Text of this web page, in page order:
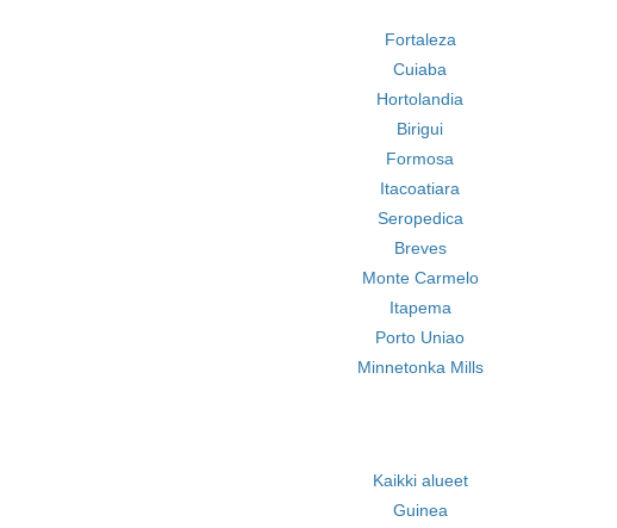
Fortaleza
Cuiaba
Hortolandia
Birigui
Formosa
Itacoatiara
Seropedica
Breves
Monte Carmelo
Itapema
Porto Uniao
Minnetonka Mills
Kaikki alueet
Guinea